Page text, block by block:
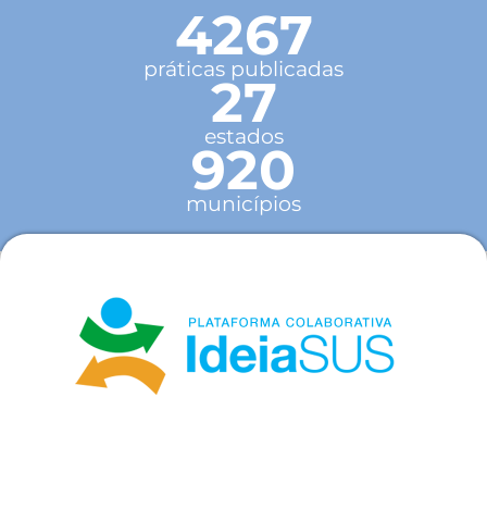
4267
práticas publicadas
27
estados
920
municípios